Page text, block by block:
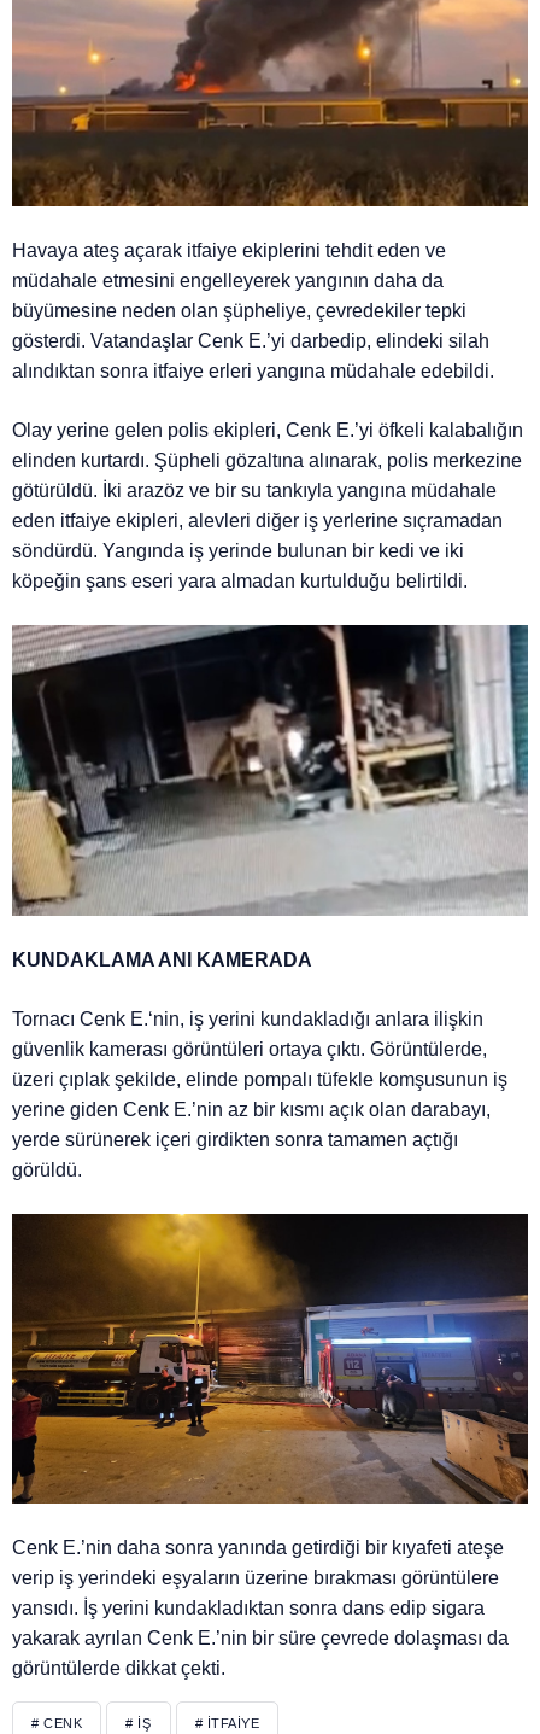
Havaya ateş açarak itfaiye ekiplerini tehdit eden ve
müdahale etmesini engelleyerek yangının daha da
büyümesine neden olan şüpheliye, çevredekiler tepki
gösterdi. Vatandaşlar Cenk E.’yi darbedip, elindeki silah
alındıktan sonra itfaiye erleri yangına müdahale edebildi.
Olay yerine gelen polis ekipleri, Cenk E.’yi öfkeli kalabalığın
elinden kurtardı. Şüpheli gözaltına alınarak, polis merkezine
götürüldü. İki arazöz ve bir su tankıyla yangına müdahale
eden itfaiye ekipleri, alevleri diğer iş yerlerine sıçramadan
söndürdü. Yangında iş yerinde bulunan bir kedi ve iki
köpeğin şans eseri yara almadan kurtulduğu belirtildi.
KUNDAKLAMA ANI KAMERADA
Tornacı Cenk E.‘nin, iş yerini kundakladığı anlara ilişkin
güvenlik kamerası görüntüleri ortaya çıktı. Görüntülerde,
üzeri çıplak şekilde, elinde pompalı tüfekle komşusunun iş
yerine giden Cenk E.’nin az bir kısmı açık olan darabayı,
yerde sürünerek içeri girdikten sonra tamamen açtığı
görüldü.
Cenk E.’nin daha sonra yanında getirdiği bir kıyafeti ateşe
verip iş yerindeki eşyaların üzerine bırakması görüntülere
yansıdı. İş yerini kundakladıktan sonra dans edip sigara
yakarak ayrılan Cenk E.’nin bir süre çevrede dolaşması da
görüntülerde dikkat çekti.
# CENK # İŞ # İTFAIYE